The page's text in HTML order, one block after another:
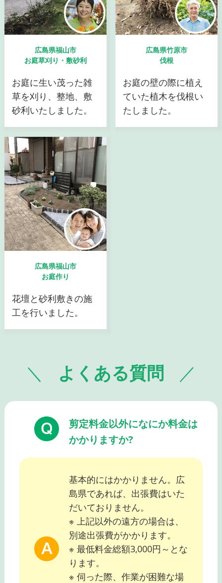
広島県福山市
お庭草刈り・敷砂利
お庭に生い茂った雑
草を刈り、整地、敷
砂利いたしました。
広島県竹原市
伐根
お庭の壁の際に植え
ていた植木を伐根い
たしました。
広島県福山市
お庭作り
花壇と砂利敷きの施
工を行いました。
よくある質問
剪定料金以外になにか料金は
かかりますか?
基本的にはかかりません。広
島県であれば、出張費はいた
だいておりません。
※ 上記以外の遠方の場合は、
別途出張費がかかります。
※ 最低料金総額3,000円～とな
ります。
※ 伺った際、作業が困難な場